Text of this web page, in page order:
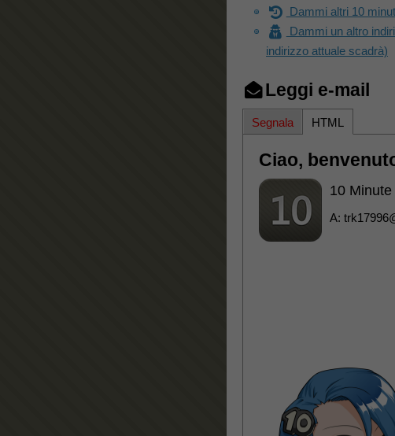
Dammi altri 10
Dammi un altro
indirizzo attuale scadrà)
Leggi e-mail
Segnala HTML
Ciao,
10
A: